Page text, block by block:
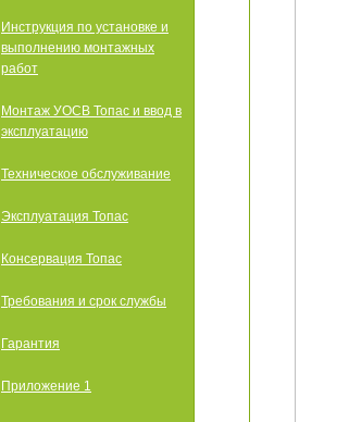
Инструкция по установке и
выполнению монтажных
работ
Монтаж УОСВ Топас и ввод в
эксплуатацию
Техническое обслуживание
Эксплуатация Топас
Консервация Топас
Требования и срок службы
Гарантия
Приложение 1